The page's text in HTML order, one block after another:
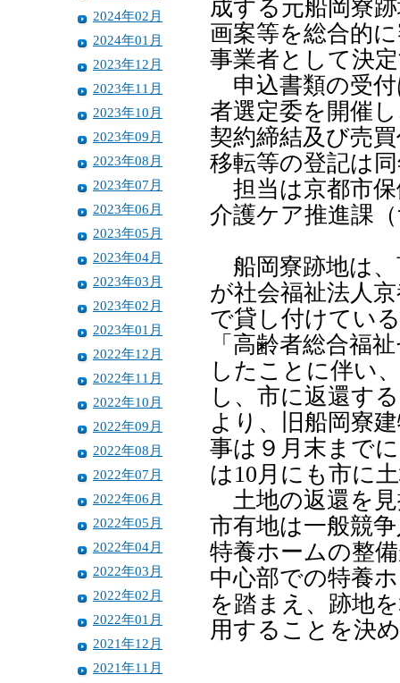
2024年02月
2024年01月
2023年12月
2023年11月
2023年10月
2023年09月
2023年08月
2023年07月
2023年06月
2023年05月
2023年04月
2023年03月
2023年02月
2023年01月
2022年12月
2022年11月
2022年10月
2022年09月
2022年08月
2022年07月
2022年06月
2022年05月
2022年04月
2022年03月
2022年02月
2022年01月
2021年12月
2021年11月
成する元船岡寮
画案等を総合的
事業者として決
申込書類の受付
者選定委を開催
契約締結及び売
移転等の登記は
担当は京都市保
介護ケア推進課
船岡寮跡地は、
が社会福祉法人
で貸し付けてい
「高齢者総合福
したことに伴い
し、市に返還す
より、旧船岡寮
事は９月末まで
は10月にも市に
土地の返還を見
市有地は一般競
特養ホームの整
中心部での特養
を踏まえ、跡地
用することを決